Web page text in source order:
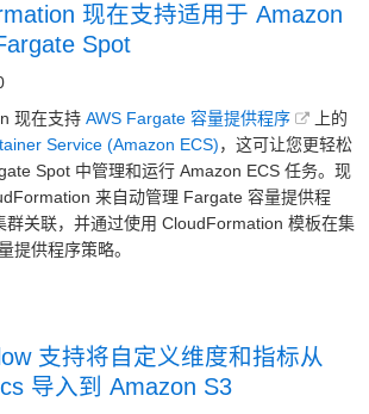
现在支持适用于 Amazon
Spot
现在支持 AWS Fargate 容量提供程序
上的
Service (Amazon ECS)，这可让您更轻松
Spot 中管理和运行 Amazon ECS 任务。现
来自动管理 Fargate 容量提供程
群关联，并通过使用 CloudFormation 模板在集
提供程序策略。
支持将自定义维度和指标从
导入到 Amazon S3